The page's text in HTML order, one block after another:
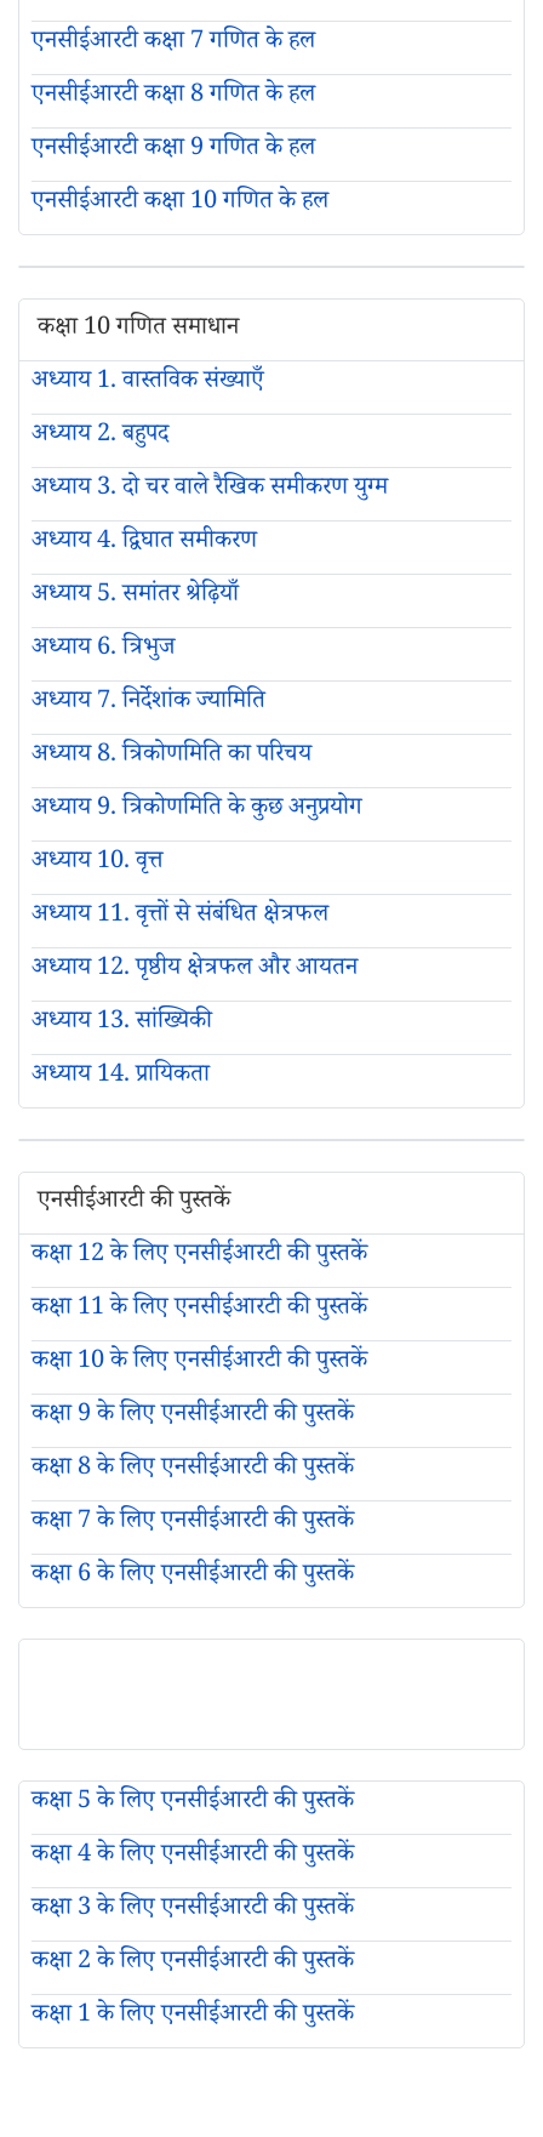
एनसीईआरटी कक्षा 7 गणित के हल
एनसीईआरटी कक्षा 8 गणित के हल
एनसीईआरटी कक्षा 9 गणित के हल
एनसीईआरटी कक्षा 10 गणित के हल
कक्षा 10 गणित समाधान
अध्याय 1. वास्तविक संख्याएँ
अध्याय 2. बहुपद
अध्याय 3. दो चर वाले रैखिक समीकरण युग्म
अध्याय 4. द्विघात समीकरण
अध्याय 5. समांतर श्रेढ़ियाँ
अध्याय 6. त्रिभुज
अध्याय 7. निर्देशांक ज्यामिति
अध्याय 8. त्रिकोणमिति का परिचय
अध्याय 9. त्रिकोणमिति के कुछ अनुप्रयोग
अध्याय 10. वृत्त
अध्याय 11. वृत्तों से संबंधित क्षेत्रफल
अध्याय 12. पृष्ठीय क्षेत्रफल और आयतन
अध्याय 13. सांख्यिकी
अध्याय 14. प्रायिकता
एनसीईआरटी की पुस्तकें
कक्षा 12 के लिए एनसीईआरटी की पुस्तकें
कक्षा 11 के लिए एनसीईआरटी की पुस्तकें
कक्षा 10 के लिए एनसीईआरटी की पुस्तकें
कक्षा 9 के लिए एनसीईआरटी की पुस्तकें
कक्षा 8 के लिए एनसीईआरटी की पुस्तकें
कक्षा 7 के लिए एनसीईआरटी की पुस्तकें
कक्षा 6 के लिए एनसीईआरटी की पुस्तकें
कक्षा 5 के लिए एनसीईआरटी की पुस्तकें
कक्षा 4 के लिए एनसीईआरटी की पुस्तकें
कक्षा 3 के लिए एनसीईआरटी की पुस्तकें
कक्षा 2 के लिए एनसीईआरटी की पुस्तकें
कक्षा 1 के लिए एनसीईआरटी की पुस्तकें